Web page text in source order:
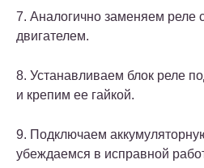
7. Аналогично заменяем реле
двигателем.
8. Устанавливаем блок реле
и крепим ее гайкой.
9. Подключаем
убеждаемся в исправной